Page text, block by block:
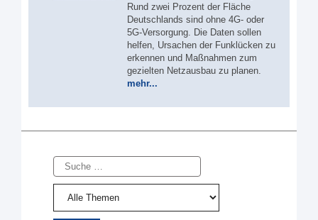
Rund zwei Prozent der Fläche
Deutschlands sind ohne 4G- oder
5G-Versorgung. Die Daten sollen
helfen, Ursachen der Funklücken zu
erkennen und Maßnahmen zum
gezielten Netzausbau zu planen.
mehr...
Suche